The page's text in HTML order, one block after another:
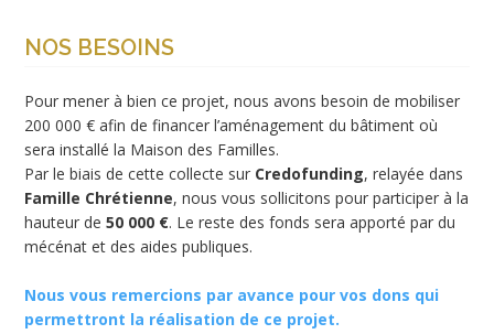
NOS BESOINS
Pour mener à bien ce projet, nous avons besoin de mobiliser
200 000 € afin de financer l’aménagement du bâtiment où
sera installé la Maison des Familles.
Par le biais de cette collecte sur Credofunding, relayée dans
Famille Chrétienne, nous vous sollicitons pour participer à la
hauteur de 50 000 €. Le reste des fonds sera apporté par du
mécénat et des aides publiques.
Nous vous remercions par avance pour vos dons qui
permettront la réalisation de ce projet.